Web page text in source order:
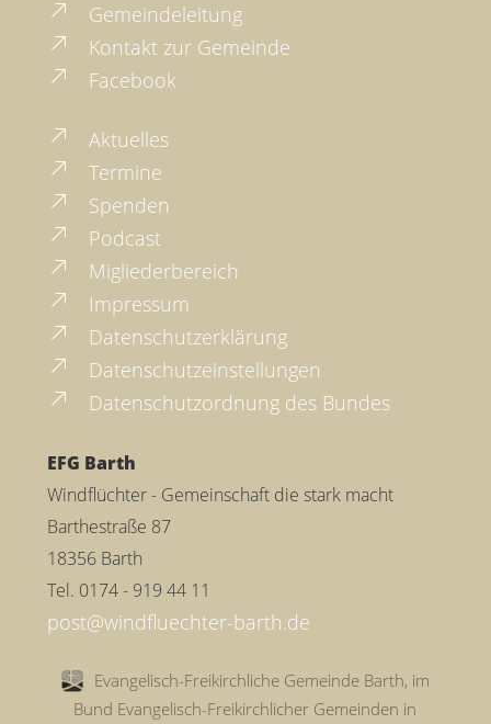
Gemeindeleitung
Kontakt zur Gemeinde
Facebook
Aktuelles
Termine
Spenden
Podcast
Migliederbereich
Impressum
Datenschutzerklärung
Datenschutzeinstellungen
Datenschutzordnung des Bundes
EFG Barth
Windflüchter - Gemeinschaft die stark macht
Barthestraße 87
18356 Barth
Tel. 0174 - 919 44 11
Evangelisch-Freikirchliche Gemeinde Barth, im
Bund Evangelisch-Freikirchlicher Gemeinden in